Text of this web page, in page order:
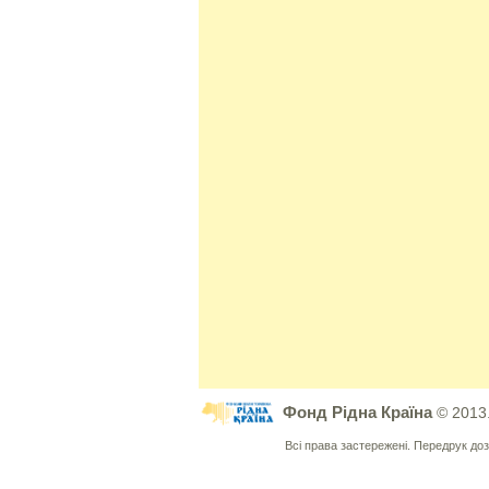
Фонд Рідна Країна©
Всі права застережені. Передрук